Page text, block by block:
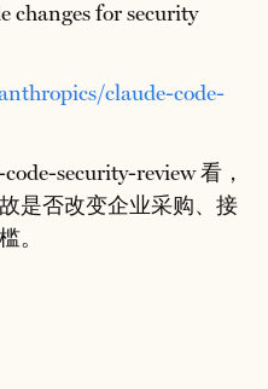
changes for security
claude-code-
security-review 看，
是否改变企业采购、接
。